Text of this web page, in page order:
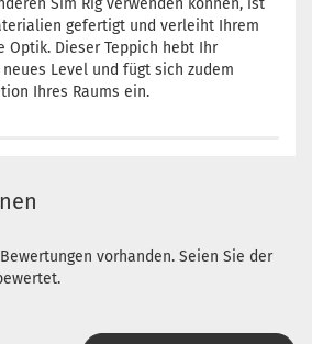
Sim Rig verwenden können, ist
gefertigt und verleiht Ihrem
Optik. Dieser Teppich hebt Ihr
Level und fügt sich zudem
Ihres Raums ein.
vorhanden. Seien Sie der